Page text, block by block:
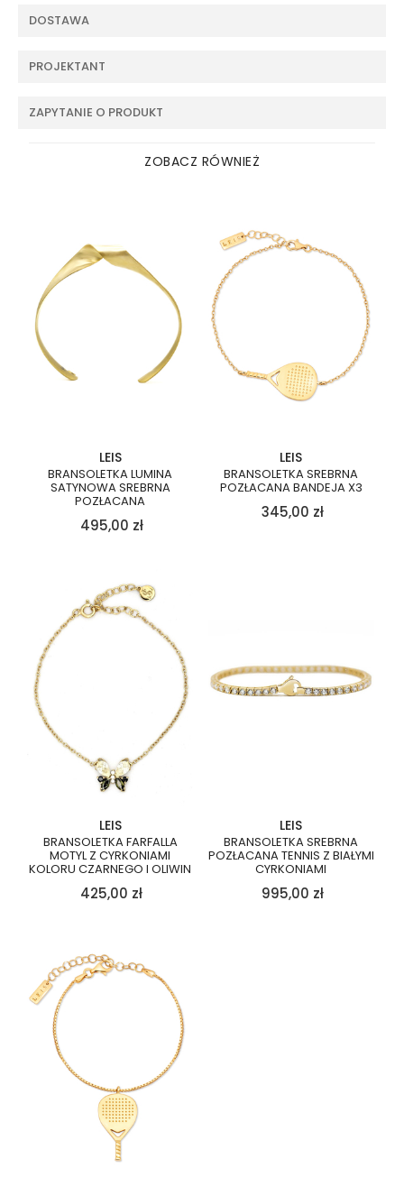
DOSTAWA
PROJEKTANT
ZAPYTANIE O PRODUKT
ZOBACZ RÓWNIEŻ
LEIS
BRANSOLETKA LUMINA
SATYNOWA SREBRNA
POZŁACANA
495,00 zł
LEIS
BRANSOLETKA SREBRNA
POZŁACANA BANDEJA X3
345,00 zł
LEIS
BRANSOLETKA FARFALLA
MOTYL Z CYRKONIAMI
KOLORU CZARNEGO I OLIWIN
425,00 zł
LEIS
BRANSOLETKA SREBRNA
POZŁACANA TENNIS Z BIAŁYMI
CYRKONIAMI
995,00 zł